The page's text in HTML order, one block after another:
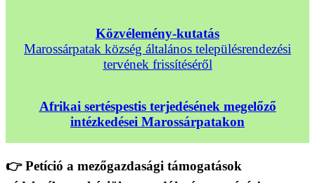
Közvélemény-kutatás
Marossárpatak község általános településrendezési
tervének frissítéséről
Afrikai sertéspestis terjedésének megelőző
intézkedései Marossárpatakon
👉 Petíció a mezőgazdasági támogatások